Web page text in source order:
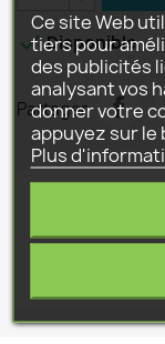
Disponible
Partager
Détails du
Ce site Web
tiers pour
des publicités
analysant vos
donner votre
appuyez sur le
Plus